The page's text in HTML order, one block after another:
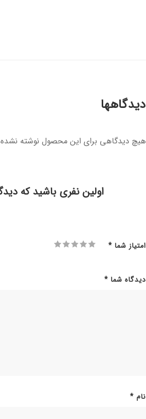
دیدگاهها
هیچ دیدگاهی برای این محصول نوشته
اولین نفری باشید که
امتیاز شما *
دیدگاه شما *
نام *